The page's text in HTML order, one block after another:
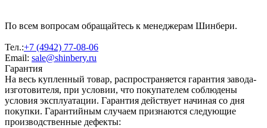
По всем вопросам обращайтесь к менеджерам Шинбери.
Тел.:+7 (4942) 77-08-06
Email: sale@shinbery.ru
Гарантия
На весь купленный товар, распространяется гарантия завода-
изготовителя, при условии, что покупателем соблюдены
условия эксплуатации. Гарантия действует начиная со дня
покупки. Гарантийным случаем признаются следующие
производственные дефекты: